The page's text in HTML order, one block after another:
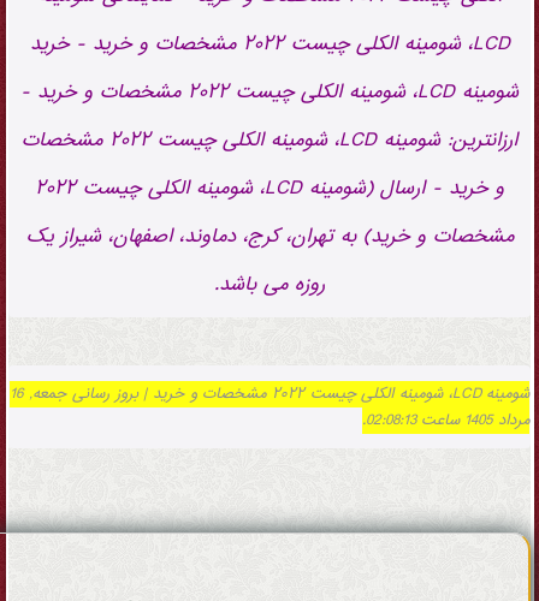
LCD، شومینه الکلی چیست ۲۰۲۲ مشخصات و خرید - خرید
شومینه LCD، شومینه الکلی چیست ۲۰۲۲ مشخصات و خرید -
ارزانترین: شومینه LCD، شومینه الکلی چیست ۲۰۲۲ مشخصات
و خرید - ارسال (شومینه LCD، شومینه الکلی چیست ۲۰۲۲
مشخصات و خرید) به تهران، کرج، دماوند، اصفهان، شیراز یک
روزه می باشد.
شومینه LCD، شومینه الکلی چیست ۲۰۲۲ مشخصات و خرید | بروز رسانی جمعه, 16
مرداد 1405 ساعت 02:08:13.